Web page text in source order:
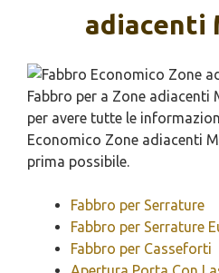
adiacenti
Fabbro per Serrature
Fabbro per Serrature
Fabbro per Casseforti